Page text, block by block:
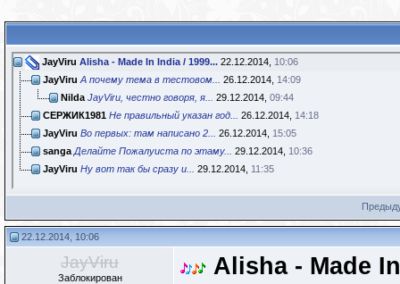
JayViru Alisha - Made In India / 1999... 22.12.2014, 10:06
JayViru А почему тема в тестовом... 26.12.2014, 14:09
Nilda JayViru, честно говоря, я... 29.12.2014, 09:44
СЕРЖИК1981 Не правильный указан год... 26.12.2014, 14:18
JayViru Во первых: там написано 2... 26.12.2014, 15:05
sanga Делайте Пожалуиста по этаму... 29.12.2014, 10:36
JayViru Ну вот так бы сразу и... 29.12.2014, 11:35
22.12.2014, 10:06
JayViru
Заблокирован Alisha - Made